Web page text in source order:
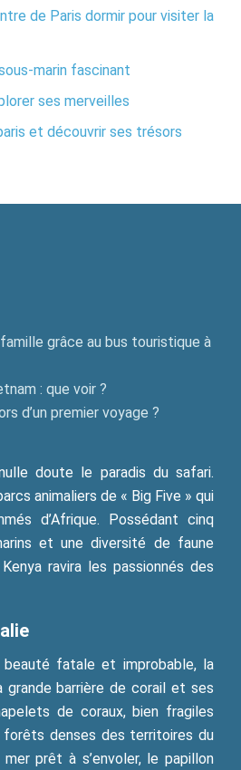
de Paris dormir pour visiter la
marin fascinant
ses merveilles
et découvrir ses trésors
grâce au bus touristique à
: que voir ?
d’un premier voyage ?
doute le paradis du safari.
animaliers de « Big Five » qui
d’Afrique. Possédant cinq
et une diversité de faune
ravira les passionnés des
beauté fatale et improbable, la
grande barrière de corail et ses
de coraux, bien fragiles
forêts denses des territoires du
prêt à s’envoler, le papillon